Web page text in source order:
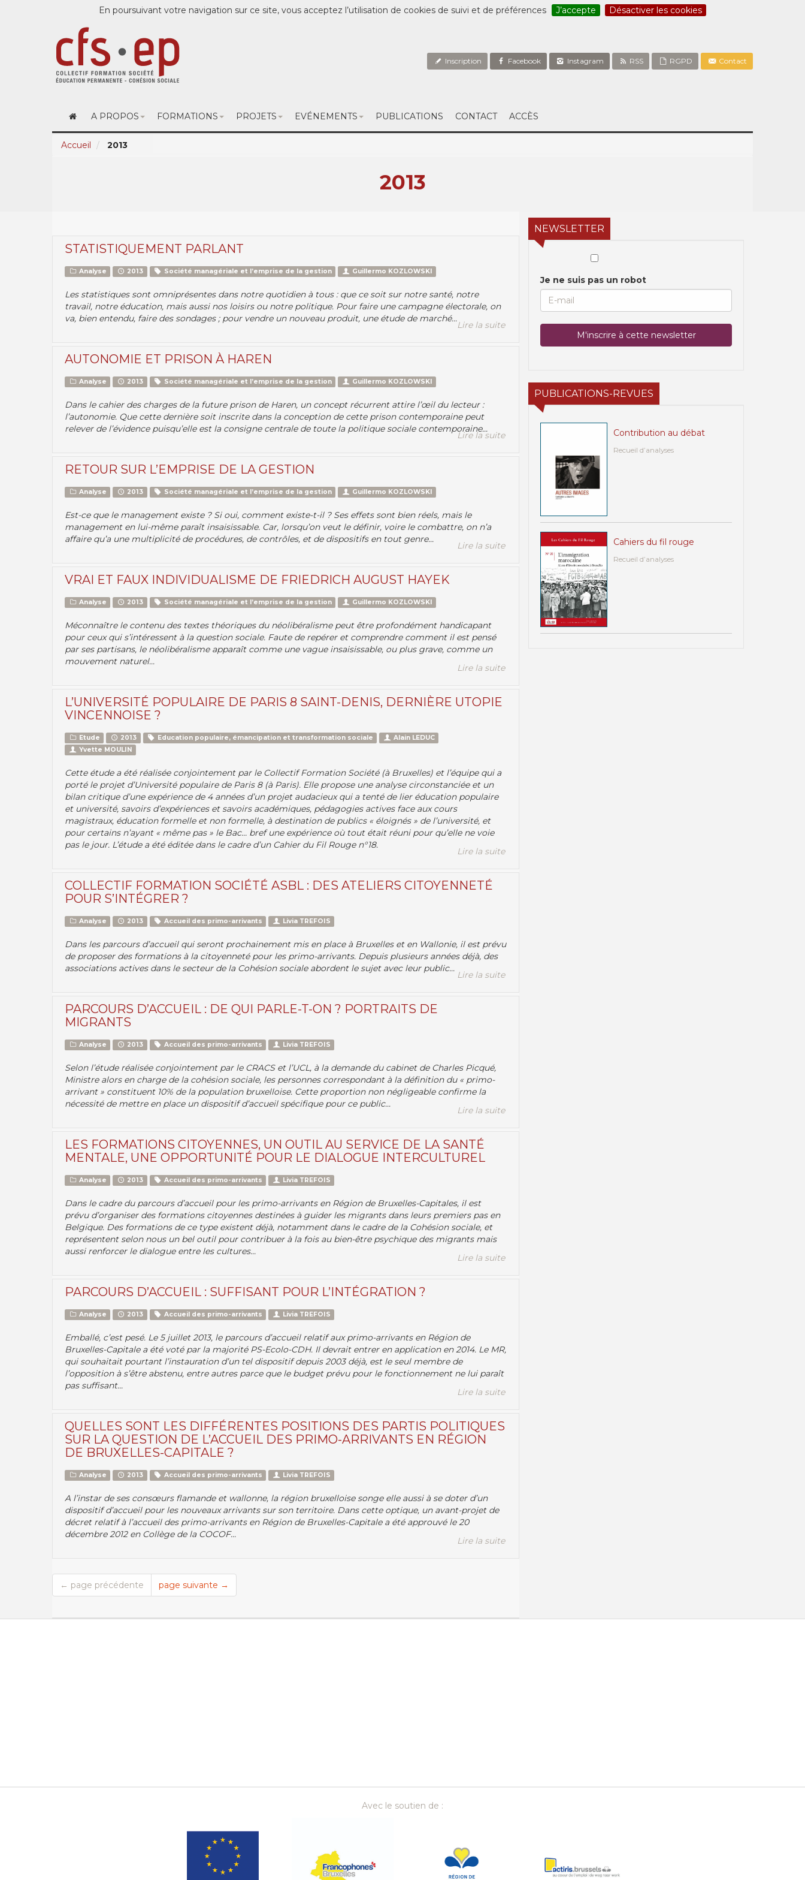
En poursuivant votre navigation sur ce site, vous acceptez l’utilisation de cookies de suivi et de préférences J’accepte Désactiver les cookies
Inscription Facebook Instagram RSS RGPD Contact
A PROPOS FORMATIONS PROJETS EVÉNEMENTS PUBLICATIONS CONTACT ACCÈS
Accueil 2013
2013
STATISTIQUEMENT PARLANT
Analyse 2013 Société managériale et l’emprise de la gestion Guillermo KOZLOWSKI
Les statistiques sont omniprésentes dans notre quotidien à tous : que ce soit sur notre santé, notre
travail, notre éducation, mais aussi nos loisirs ou notre politique. Pour faire une campagne électorale, on
va, bien entendu, faire des sondages ; pour vendre un nouveau produit, une étude de marché...
Lire la suite
AUTONOMIE ET PRISON À HAREN
Analyse 2013 Société managériale et l’emprise de la gestion Guillermo KOZLOWSKI
Dans le cahier des charges de la future prison de Haren, un concept récurrent attire l’œil du lecteur :
l’autonomie. Que cette dernière soit inscrite dans la conception de cette prison contemporaine peut
relever de l’évidence puisqu’elle est la consigne centrale de toute la politique sociale contemporaine...
Lire la suite
RETOUR SUR L’EMPRISE DE LA GESTION
Analyse 2013 Société managériale et l’emprise de la gestion Guillermo KOZLOWSKI
Est-ce que le management existe ? Si oui, comment existe-t-il ? Ses effets sont bien réels, mais le
management en lui-même paraît insaisissable. Car, lorsqu’on veut le définir, voire le combattre, on n’a
affaire qu’a une multiplicité de procédures, de contrôles, et de dispositifs en tout genre...
Lire la suite
VRAI ET FAUX INDIVIDUALISME DE FRIEDRICH AUGUST HAYEK
Analyse 2013 Société managériale et l’emprise de la gestion Guillermo KOZLOWSKI
Méconnaître le contenu des textes théoriques du néolibéralisme peut être profondément handicapant
pour ceux qui s’intéressent à la question sociale. Faute de repérer et comprendre comment il est pensé
par ses partisans, le néolibéralisme apparaît comme une vague insaisissable, ou plus grave, comme un
mouvement naturel...
Lire la suite
L’UNIVERSITÉ POPULAIRE DE PARIS 8 SAINT-DENIS, DERNIÈRE UTOPIE
VINCENNOISE ?
Etude 2013 Education populaire, émancipation et transformation sociale
Alain LEDUC
Yvette MOULIN
Cette étude a été réalisée conjointement par le Collectif Formation Société (à Bruxelles) et l’équipe qui a
porté le projet d’Université populaire de Paris 8 (à Paris). Elle propose une analyse circonstanciée et un
bilan critique d’une expérience de 4 années d’un projet audacieux qui a tenté de lier éducation populaire
et université, savoirs d’expériences et savoirs académiques, pédagogies actives face aux cours
magistraux, éducation formelle et non formelle, à destination de publics « éloignés » de l’université, et
pour certains n’ayant « même pas » le Bac… bref une expérience où tout était réuni pour qu’elle ne voie
pas le jour. L’étude a été éditée dans le cadre d’un Cahier du Fil Rouge n°18.
Lire la suite
COLLECTIF FORMATION SOCIÉTÉ ASBL : DES ATELIERS CITOYENNETÉ
POUR S’INTÉGRER ?
Analyse 2013 Accueil des primo-arrivants Livia TREFOIS
Dans les parcours d’accueil qui seront prochainement mis en place à Bruxelles et en Wallonie, il est prévu
de proposer des formations à la citoyenneté pour les primo-arrivants. Depuis plusieurs années déjà, des
associations actives dans le secteur de la Cohésion sociale abordent le sujet avec leur public...
Lire la suite
PARCOURS D’ACCUEIL : DE QUI PARLE-T-ON ? PORTRAITS DE
MIGRANTS
Analyse 2013 Accueil des primo-arrivants Livia TREFOIS
Selon l’étude réalisée conjointement par le CRACS et l’UCL, à la demande du cabinet de Charles Picqué,
Ministre alors en charge de la cohésion sociale, les personnes correspondant à la définition du « primo-
arrivant » constituent 10% de la population bruxelloise. Cette proportion non négligeable confirme la
nécessité de mettre en place un dispositif d’accueil spécifique pour ce public...
Lire la suite
LES FORMATIONS CITOYENNES, UN OUTIL AU SERVICE DE LA SANTÉ
MENTALE, UNE OPPORTUNITÉ POUR LE DIALOGUE INTERCULTUREL
Analyse 2013 Accueil des primo-arrivants Livia TREFOIS
Dans le cadre du parcours d’accueil pour les primo-arrivants en Région de Bruxelles-Capitales, il est
prévu d’organiser des formations citoyennes destinées à guider les migrants dans leurs premiers pas en
Belgique. Des formations de ce type existent déjà, notamment dans le cadre de la Cohésion sociale, et
représentent selon nous un bel outil pour contribuer à la fois au bien-être psychique des migrants mais
aussi renforcer le dialogue entre les cultures...
Lire la suite
PARCOURS D’ACCUEIL : SUFFISANT POUR L’INTÉGRATION ?
Analyse 2013 Accueil des primo-arrivants Livia TREFOIS
Emballé, c’est pesé. Le 5 juillet 2013, le parcours d’accueil relatif aux primo-arrivants en Région de
Bruxelles-Capitale a été voté par la majorité PS-Ecolo-CDH. Il devrait entrer en application en 2014. Le MR,
qui souhaitait pourtant l’instauration d’un tel dispositif depuis 2003 déjà, est le seul membre de
l’opposition à s’être abstenu, entre autres parce que le budget prévu pour le fonctionnement ne lui paraît
pas suffisant...
Lire la suite
QUELLES SONT LES DIFFÉRENTES POSITIONS DES PARTIS POLITIQUES
SUR LA QUESTION DE L’ACCUEIL DES PRIMO-ARRIVANTS EN RÉGION
DE BRUXELLES-CAPITALE ?
Analyse 2013 Accueil des primo-arrivants Livia TREFOIS
A l’instar de ses consœurs flamande et wallonne, la région bruxelloise songe elle aussi à se doter d’un
dispositif d’accueil pour les nouveaux arrivants sur son territoire. Dans cette optique, un avant-projet de
décret relatif à l’accueil des primo-arrivants en Région de Bruxelles-Capitale a été approuvé le 20
décembre 2012 en Collège de la COCOF...
Lire la suite
← page précédente page suivante →
NEWSLETTER
Je ne suis pas un robot
PUBLICATIONS-REVUES
Contribution au débat
Recueil d’analyses
Cahiers du fil rouge
Recueil d’analyses
Avec le soutien de :